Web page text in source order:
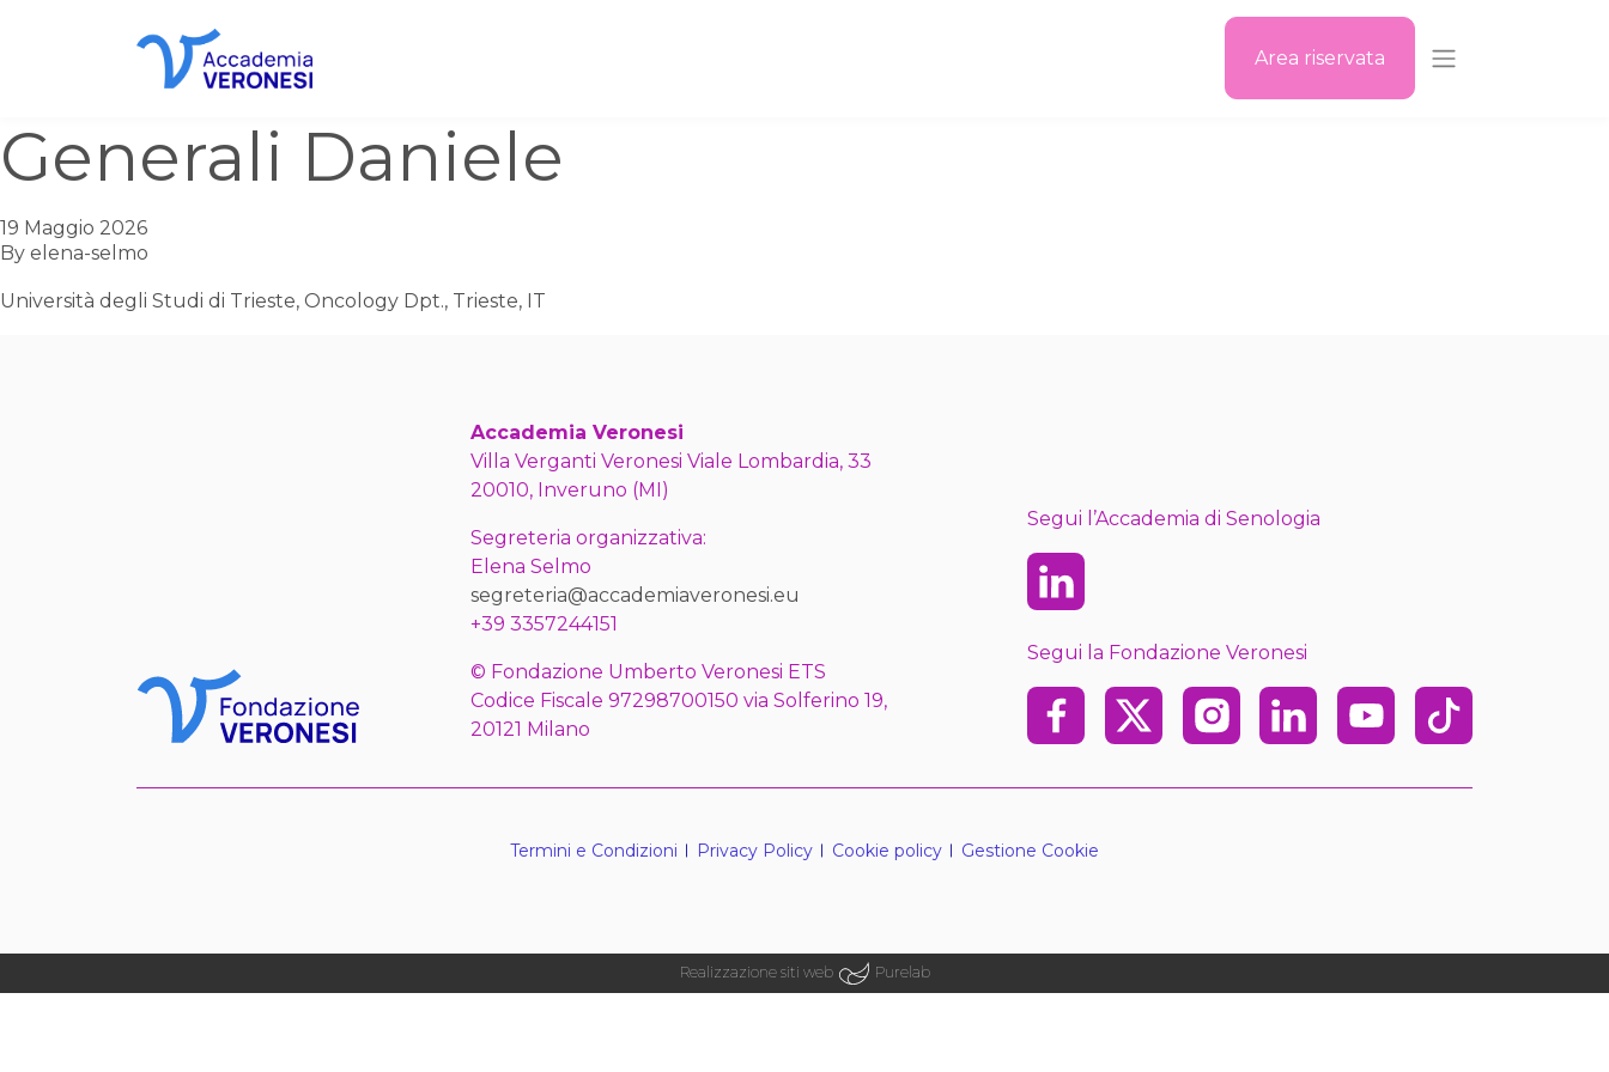
Area riservata
Generali Daniele
19 Maggio 2026
By elena-selmo
Università degli Studi di Trieste, Oncology Dpt., Trieste, IT
Accademia Veronesi
Villa Verganti Veronesi Viale Lombardia, 33
20010, Inveruno (MI)
Segreteria organizzativa:
Elena Selmo
segreteria@accademiaveronesi.eu
+39 3357244151
© Fondazione Umberto Veronesi ETS
Codice Fiscale 97298700150 via Solferino 19,
20121 Milano
Segui l’Accademia di Senologia
Linkedin
Segui la Fondazione Veronesi
Facebook
X InstagramLinkedinYoutubeTikTok
Termini e Condizioni Privacy Policy Cookie policy Gestione Cookie
Realizzazione siti web Purelab